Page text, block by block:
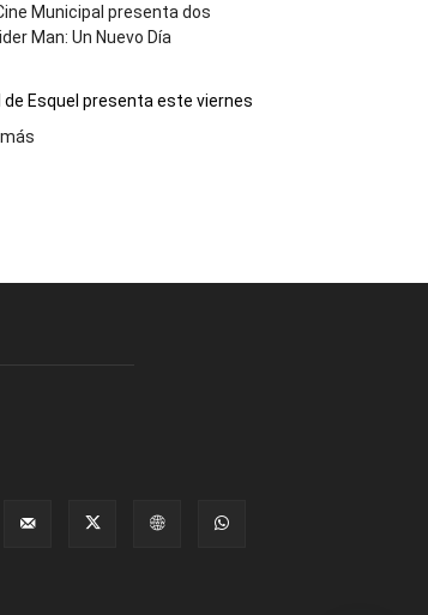
Municipal presenta dos
Man: Un Nuevo Día
de Esquel presenta este viernes
presenta